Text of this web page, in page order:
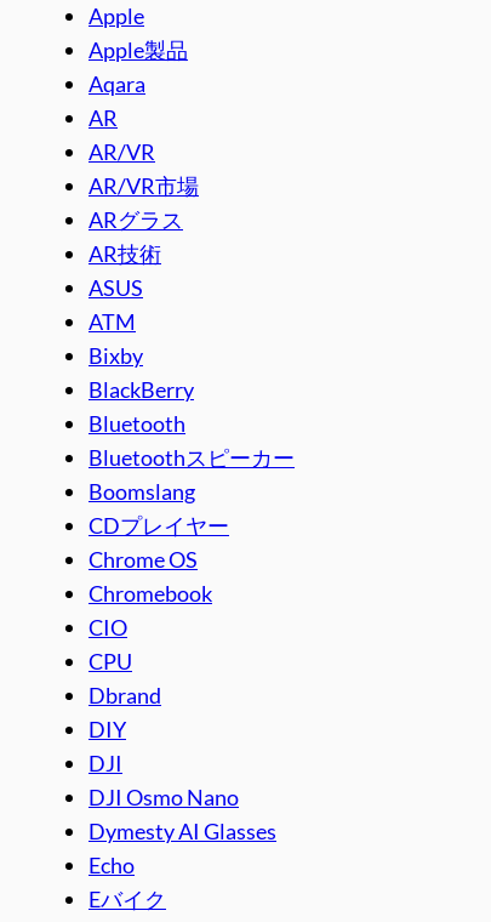
Apple
Apple製品
Aqara
AR
AR/VR
AR/VR市場
ARグラス
AR技術
ASUS
ATM
Bixby
BlackBerry
Bluetooth
Bluetoothスピーカー
Boomslang
CDプレイヤー
Chrome OS
Chromebook
CIO
CPU
Dbrand
DIY
DJI
DJI Osmo Nano
Dymesty AI Glasses
Echo
Eバイク